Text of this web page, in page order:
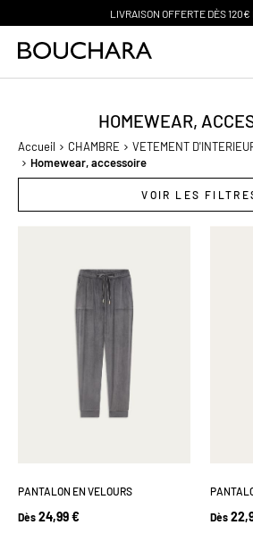
PAIEMENT EN 3
HOMEWEAR,
Accueil CHAMBRE
VETEMENT
Homewear, accessoire
VOIR LES
PANTALON EN VELOURS
Dès 24,99 € Dès